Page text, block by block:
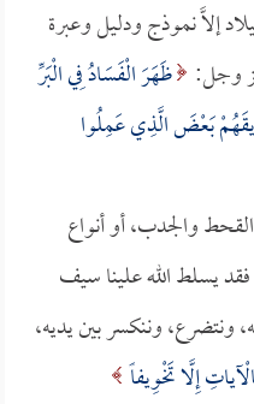
(48، 67) من الميلاد إلاَّ نموذج ودليل وعبرة
وجل: ظَهَرَ الْفَسَادُ فِي الْبَرِّ
بَعْضَ الَّذِي عَمِلُوا
القحط والجدب، أو أنواع
يسلط الله علينا سيف
ونتضرع، وننكسر بين يديه،
إِلَّا تَخْوِيفاً